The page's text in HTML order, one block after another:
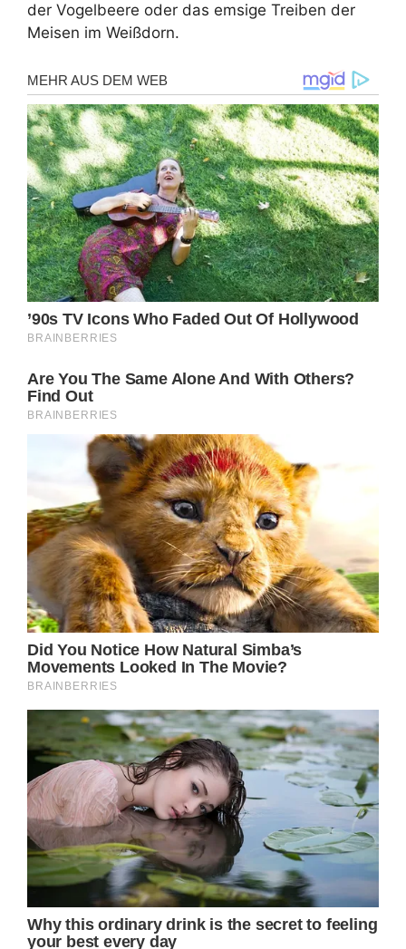
der Vogelbeere oder das emsige Treiben der
Meisen im Weißdorn.